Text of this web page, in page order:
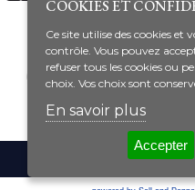
CONTACT
COOKIES ET
Ce site utilise des cookies et
contrôle. Vous pouvez
refuser tous les cookies ou
choix. Vos choix sont
En savoir plus
Accepter